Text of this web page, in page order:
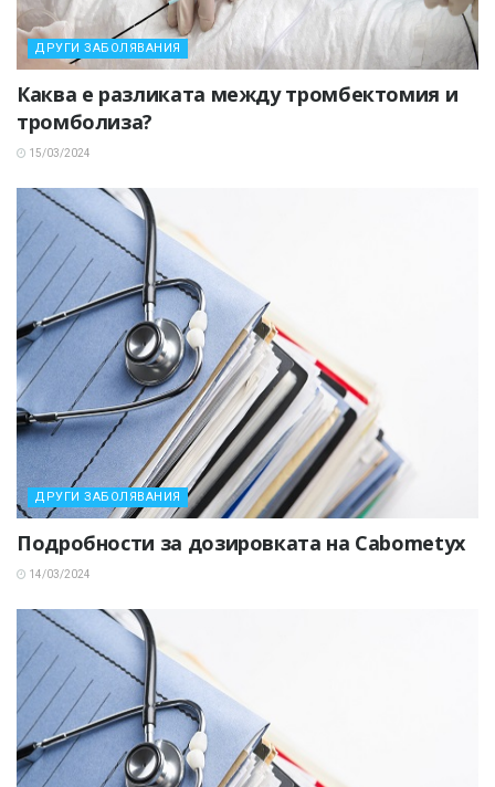
ДРУГИ ЗАБОЛЯВАНИЯ
Каква е разликата между тромбектомия и
тромболиза?
15/03/2024
ДРУГИ ЗАБОЛЯВАНИЯ
Подробности за дозировката на Cabometyx
14/03/2024